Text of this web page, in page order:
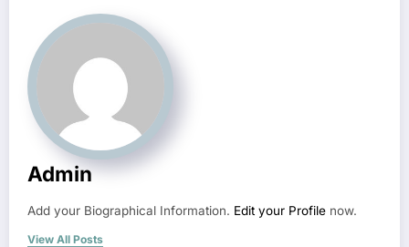
Admin
Add your Biographical Information. Edit your Profile now.
View All Posts